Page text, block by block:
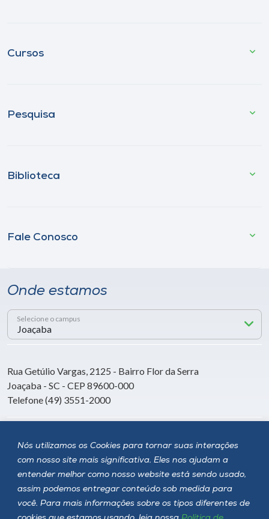
Nós utilizamos os Cookies para tornar suas interações
com nosso site mais significativa. Eles nos ajudam a
entender melhor como nosso website está sendo usado,
assim podemos entregar conteúdo sob medida para
você. Para mais informações sobre os tipos diferentes de
Cursos
Pesquisa
Biblioteca
Fale Conosco
Onde estamos
Selecione o campus
Rua Getúlio Vargas, 2125 - Bairro Flor da Serra
Joaçaba - SC - CEP 89600-000
Telefone (49) 3551-2000
Siga a Unoesc